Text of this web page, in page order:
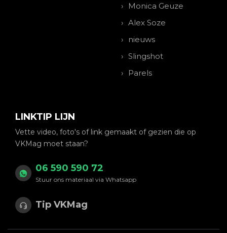
Monica Geuze
Alex Soze
nieuws
Slingshot
Parels
LINKTIP LIJN
Vette video, foto's of link gemaakt of gezien die op
VKMag moet staan?
06 590 590 72
Stuur ons materiaal via Whatsapp
Tip VKMag